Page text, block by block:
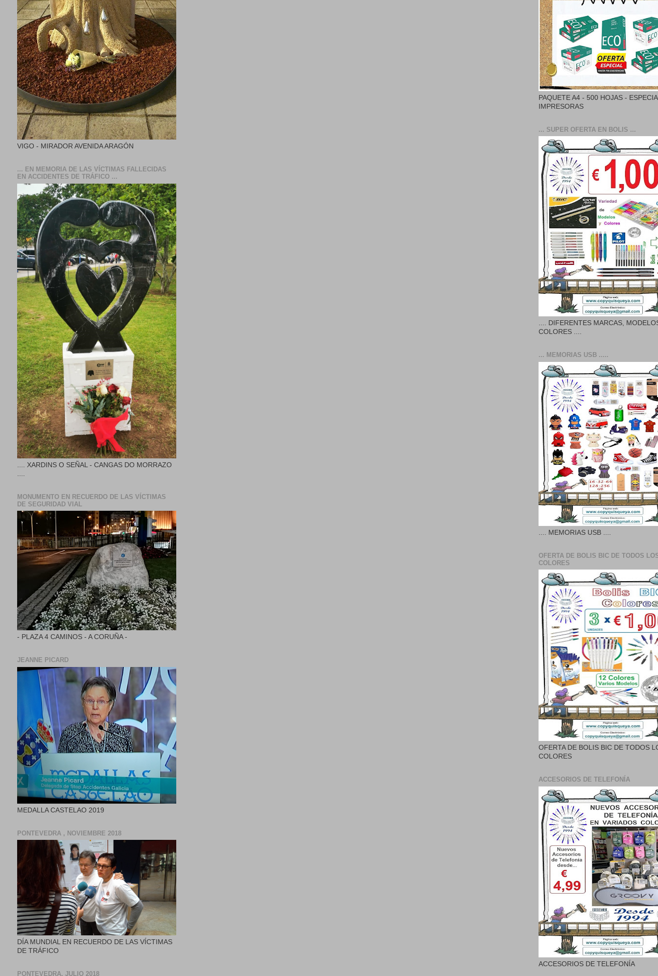
VIGO - MIRADOR AVENIDA ARAGÓN
... EN MEMORIA DE LAS VÍCTIMAS FALLECIDAS
EN ACCIDENTES DE TRÁFICO ...
.... XARDINS O SEÑAL - CANGAS DO MORRAZO
MONUMENTO EN RECUERDO DE LAS VÍCTIMAS
DE SEGURIDAD VIAL
- PLAZA 4 CAMINOS - A CORUÑA -
JEANNE PICARD
MEDALLA CASTELAO 2019
PONTEVEDRA , NOVIEMBRE 2018
DÍA MUNDIAL EN RECUERDO DE LAS VÍCTIMAS
DE TRÁFICO
PONTEVEDRA, JULIO 2018
PAQUETE A4 - 500 HOJAS -
IMPRESORAS
... SUPER OFERTA EN BOLIS ...
.... DIFERENTES MARCAS,
COLORES ....
... MEMORIAS USB .....
.... MEMORIAS USB ....
OFERTA DE BOLIS BIC DE TODOS
COLORES
OFERTA DE BOLIS BIC DE TODOS
COLORES
ACCESORIOS DE TELEFONÍA
ACCESORIOS DE TELEFONÍA